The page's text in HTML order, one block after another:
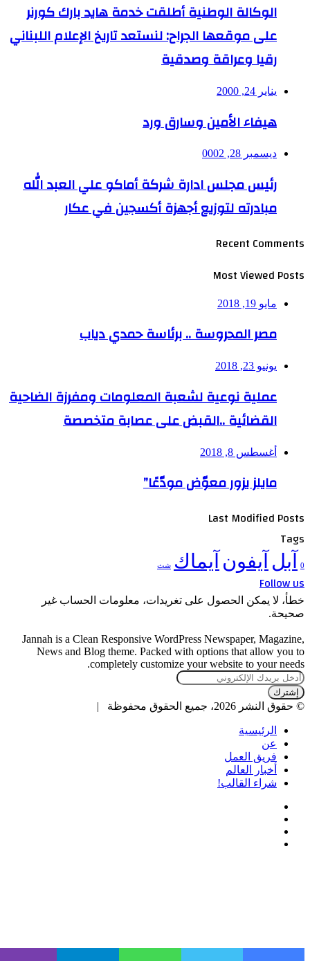
الوكالة الوطنية أطلقت خدمة هايد بارك كورنر
على موقعها الجراح: لنستعد تاريخ الإعلام اللبناني
رقيا وعراقة وصدقية
يناير 24, 2000
هيفاء الأمين وسارق ورد
ديسمبر 28, 0002
رئيس مجلس ادارة شركة أماكو علي العبد الله
مبادرته لتوزيع أجهزة أكسجين في عكار
Recent Comments
Most Viewed Posts
مايو 19, 2018
مصر المحروسة .. برئاسة حمدي دياب
يونيو 23, 2018
عملية نوعية لشعبة المعلومات ومفرزة الضاحية
القضائية ..القبض على عصابة متخصصة
أغسطس 8, 2018
مايلز يزور معوّض مودّعًا”
Last Modified Posts
Tags
0 آبل آيفون آيماك شث
Follow us
خطأ، لا يمكن الحصول على تغريدات، معلومات الحساب غير
صحيحة.
Jannah is a Clean Responsive WordPress Newspaper, Magazine,
News and Blog theme. Packed with options that allow you to
completely customize your website to your needs.
أدخل
بريدك
الإلكتروني
© حقوق النشر 2026، جميع الحقوق محفوظة |
الرئيسية
عن
فريق العمل
أخبار العالم
شراء القالب!